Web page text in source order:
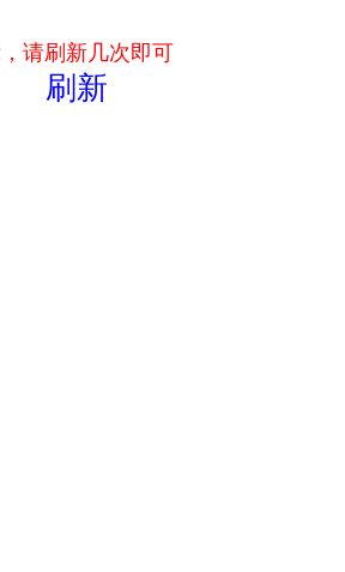
请刷新几次即可
刷新